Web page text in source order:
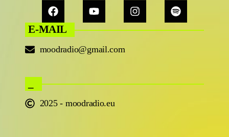
E-MAIL
moodradio@gmail.com
2025 - moodradio.eu